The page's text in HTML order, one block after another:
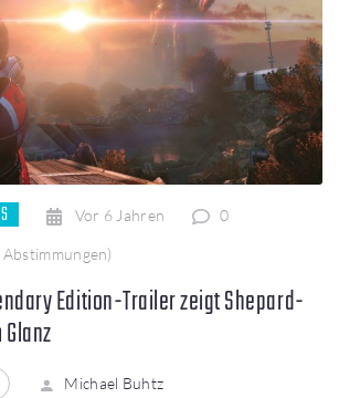
Vor 6 Jahren 0
Abstimmungen)
Edition-Trailer zeigt Shepard-
Michael Buhtz